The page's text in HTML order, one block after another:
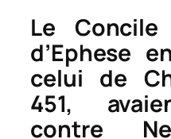
Le
d’Ephese
celui de
451,
contre